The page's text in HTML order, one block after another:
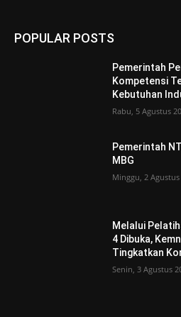
POPULAR POSTS
Pemerintah
Kompetensi
Kebutuhan
Rabu, 5 Agustus
Pemerintah
MBG
Minggu, 2 Agustus
Melalui
4 Dibuka,
Tingkatkan
Senin, 3 Agustus